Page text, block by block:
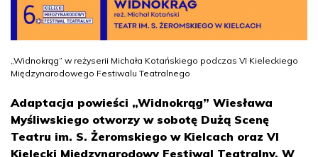
„Widnokrąg” w reżyserii Michała Kotańskiego podczas VI Kieleckiego
Międzynarodowego Festiwalu Teatralnego
Adaptacja powieści „Widnokrąg” Wiesława
Myśliwskiego otworzy w sobotę Dużą Scenę
Teatru im. S. Żeromskiego w Kielcach oraz VI
Kielecki Międzynarodowy Festiwal Teatralny. W